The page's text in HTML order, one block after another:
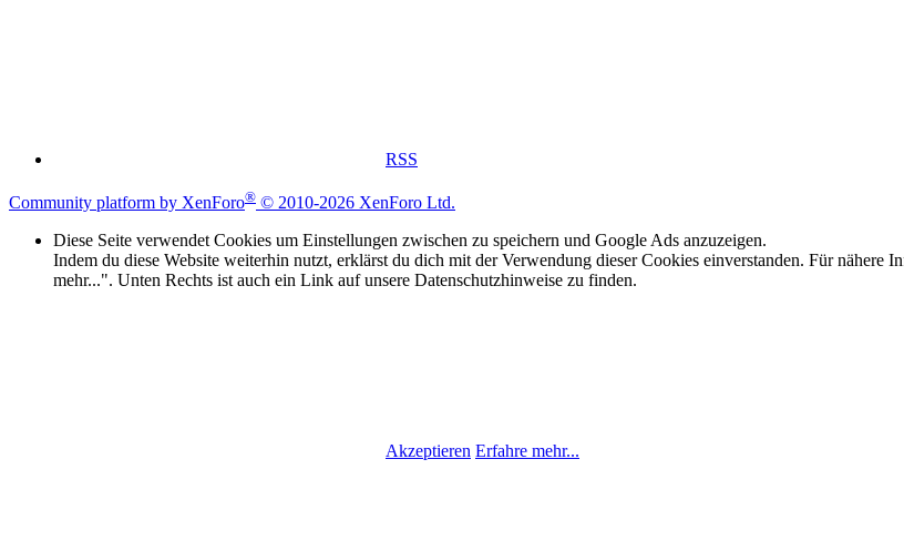
RSS
Community platform by XenForo® © 2010-2026 XenForo Ltd.
Diese Seite verwendet Cookies um Einstellungen zwischen zu speichern und Google Ads anzuzeigen.
Indem du diese Website weiterhin nutzt, erklärst du dich mit der Verwendung dieser Cookies einverstanden. Für
mehr...". Unten Rechts ist auch ein Link auf unsere Datenschutzhinweise zu finden.
Akzeptieren Erfahre mehr...